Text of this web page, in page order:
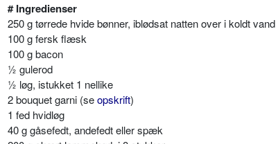
# Ingredienser
250 g tørrede hvide bønner, iblødsat natten over i koldt vand
100 g fersk flæsk
100 g bacon
½ gulerod
½ løg, istukket 1 nellike
2 bouquet garni (seopskrift)
1 fed hvidløg
40 g gåsefedt, andefedt eller spæk